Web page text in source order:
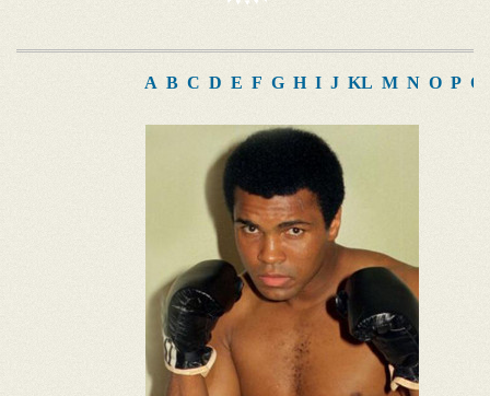
A B C D E F G H I J KL M N O P Q